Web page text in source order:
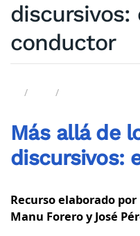
discursivos:
conductor
Más allá de
discursivos:
Recurso elaborado
Manu Forero y José